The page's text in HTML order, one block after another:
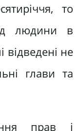
то
людини в
відведені не
глави та
прав і